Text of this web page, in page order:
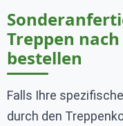
Treppen
bestellen
Falls Ihre
durch den